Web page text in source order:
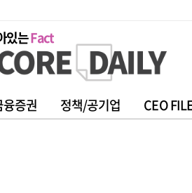
있는Fact
융증권 정책/공기업 CEO